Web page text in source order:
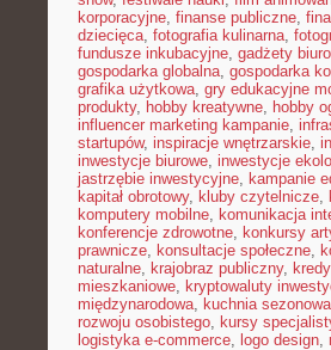
korporacyjne, finanse publiczne,
dziecięca, fotografia kulinarna,
fundusze inkubacyjne, gadżety
gospodarka globalna, gospodarka
grafika użytkowa, gry edukacyjne
produkty, hobby kreatywne, hobby
influencer marketing kampanie,
startupów, inspiracje wnętrzarskie,
inwestycje biurowe, inwestycje
jastrzębie inwestycyjne, kampanie
kapitał obrotowy, kluby czytelnicze,
komputery mobilne, komunikacja
konferencje zdrowotne, konkursy
prawnicze, konsultacje społeczne,
naturalne, krajobraz publiczny,
mieszkaniowe, kryptowaluty
międzynarodowa, kuchnia sezonowa
rozwoju osobistego, kursy
logistyka e-commerce, logo design,